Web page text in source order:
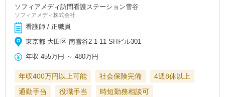
ソフィアメディ訪問看護ステーション雪谷
ソフィアメディ株式会社
看護師 / 正職員
東京都 大田区 南雪谷2-1-11 SHビル301
年収 455万円 ～480万円
年収400万円以上可能 社会保険完備
4週8休以上
通勤手当
役職手当 時短勤務相談可